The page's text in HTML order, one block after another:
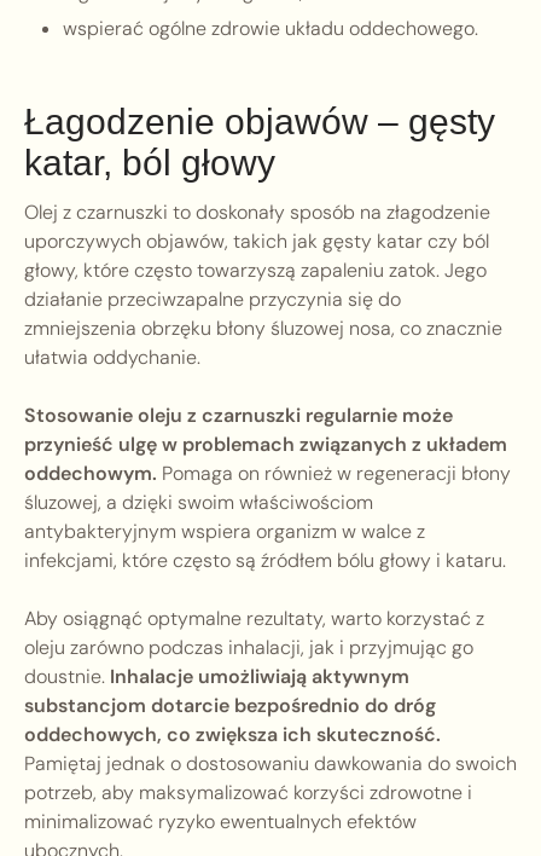
wspierać ogólne zdrowie układu oddechowego.
Łagodzenie objawów – gęsty
katar, ból głowy
Olej z czarnuszki to doskonały sposób na złagodzenie
uporczywych objawów, takich jak gęsty katar czy ból
głowy, które często towarzyszą zapaleniu zatok. Jego
działanie przeciwzapalne przyczynia się do
zmniejszenia obrzęku błony śluzowej nosa, co znacznie
ułatwia oddychanie.
Stosowanie oleju z czarnuszki regularnie może
przynieść ulgę w problemach związanych z układem
oddechowym. Pomaga on również w regeneracji błony
śluzowej, a dzięki swoim właściwościom
antybakteryjnym wspiera organizm w walce z
infekcjami, które często są źródłem bólu głowy i kataru.
Aby osiągnąć optymalne rezultaty, warto korzystać z
oleju zarówno podczas inhalacji, jak i przyjmując go
doustnie. Inhalacje umożliwiają aktywnym
substancjom dotarcie bezpośrednio do dróg
oddechowych, co zwiększa ich skuteczność.
Pamiętaj jednak o dostosowaniu dawkowania do swoich
potrzeb, aby maksymalizować korzyści zdrowotne i
minimalizować ryzyko ewentualnych efektów
ubocznych.